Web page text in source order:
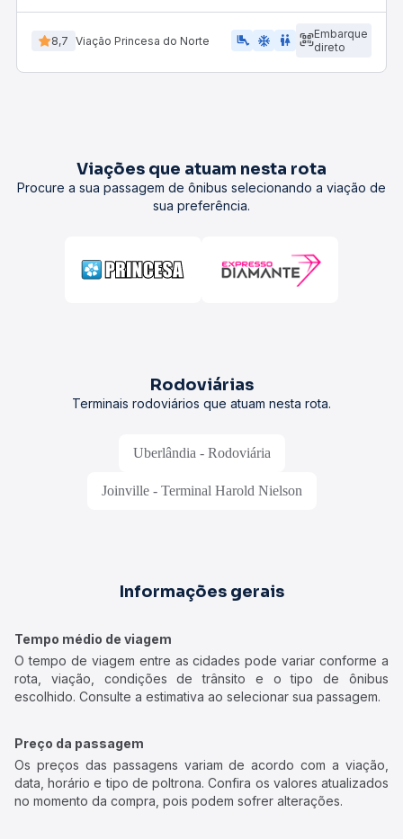
8,7 Viação Princesa do Norte airline_seat_legroom_extra ac_unit WC
Embarque
direto
Viações que atuam nesta rota
Procure a sua passagem de ônibus selecionando a viação de
sua preferência.
Rodoviárias
Terminais rodoviários que atuam nesta rota.
Uberlândia - Rodoviária
Joinville - Terminal Harold Nielson
Informações gerais
Tempo médio de viagem
O tempo de viagem entre as cidades pode variar conforme a
rota, viação, condições de trânsito e o tipo de ônibus
escolhido. Consulte a estimativa ao selecionar sua passagem.
Preço da passagem
Os preços das passagens variam de acordo com a viação,
data, horário e tipo de poltrona. Confira os valores atualizados
no momento da compra, pois podem sofrer alterações.